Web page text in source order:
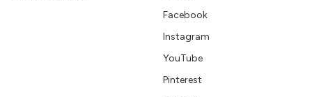
Facebook
Instagram
YouTube
Pinterest